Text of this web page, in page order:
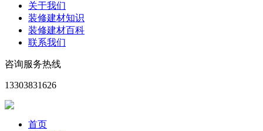
关于我们
装修建材知识
装修建材百科
联系我们
咨询服务热线
13303831626
首页